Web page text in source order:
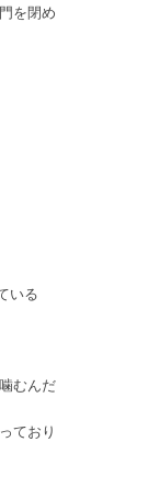
を閉め
いる
むんだ
ており